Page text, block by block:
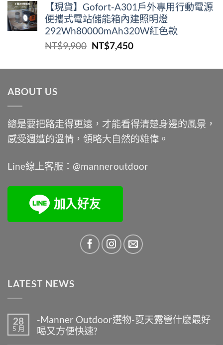
價
格：
NT$2,450。
價
格：
NT$2,205。
【現貨】Gofort-A301戶外專用行動電源
便攜式電站儲能箱內建照明燈
292Wh80000mAh320W紅色款
NT$9,900 原
價
NT$7,450目
價
ABOUT US
總是要把路走得更遠，才能看得清楚身邊的風景，
感受週遭的溫情，領略大自然的雄偉。
Line線上客服：@manneroutdoor
LATEST NEWS
28
5 月
-Manner Outdoor選物-夏天露營什麼最好
喝又方便快速?